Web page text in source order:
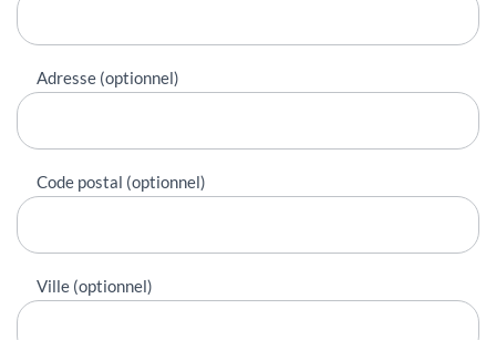
Adresse (optionnel)
Code postal (optionnel)
Ville (optionnel)